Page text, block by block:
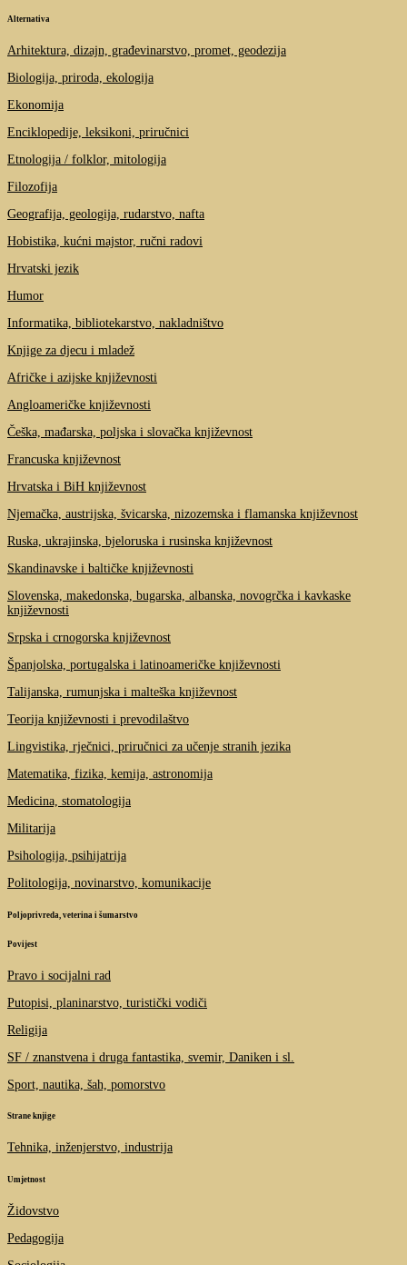
Alternativa
Arhitektura, dizajn, građevinarstvo, promet, geodezija
Biologija, priroda, ekologija
Ekonomija
Enciklopedije, leksikoni, priručnici
Etnologija / folklor, mitologija
Filozofija
Geografija, geologija, rudarstvo, nafta
Hobistika, kućni majstor, ručni radovi
Hrvatski jezik
Humor
Informatika, bibliotekarstvo, nakladništvo
Knjige za djecu i mladež
Afričke i azijske književnosti
Angloameričke književnosti
Češka, mađarska, poljska i slovačka književnost
Francuska književnost
Hrvatska i BiH književnost
Njemačka, austrijska, švicarska, nizozemska i flamanska književnost
Ruska, ukrajinska, bjeloruska i rusinska književnost
Skandinavske i baltičke književnosti
Slovenska, makedonska, bugarska, albanska, novogrčka i kavkaske
književnosti
Srpska i crnogorska književnost
Španjolska, portugalska i latinoameričke književnosti
Talijanska, rumunjska i malteška književnost
Teorija književnosti i prevodilaštvo
Lingvistika, rječnici, priručnici za učenje stranih jezika
Matematika, fizika, kemija, astronomija
Medicina, stomatologija
Militarija
Psihologija, psihijatrija
Politologija, novinarstvo, komunikacije
Poljoprivreda, veterina i šumarstvo
Povijest
Pravo i socijalni rad
Putopisi, planinarstvo, turistički vodiči
Religija
SF / znanstvena i druga fantastika, svemir, Daniken i sl.
Sport, nautika, šah, pomorstvo
Strane knjige
Tehnika, inženjerstvo, industrija
Umjetnost
Židovstvo
Pedagogija